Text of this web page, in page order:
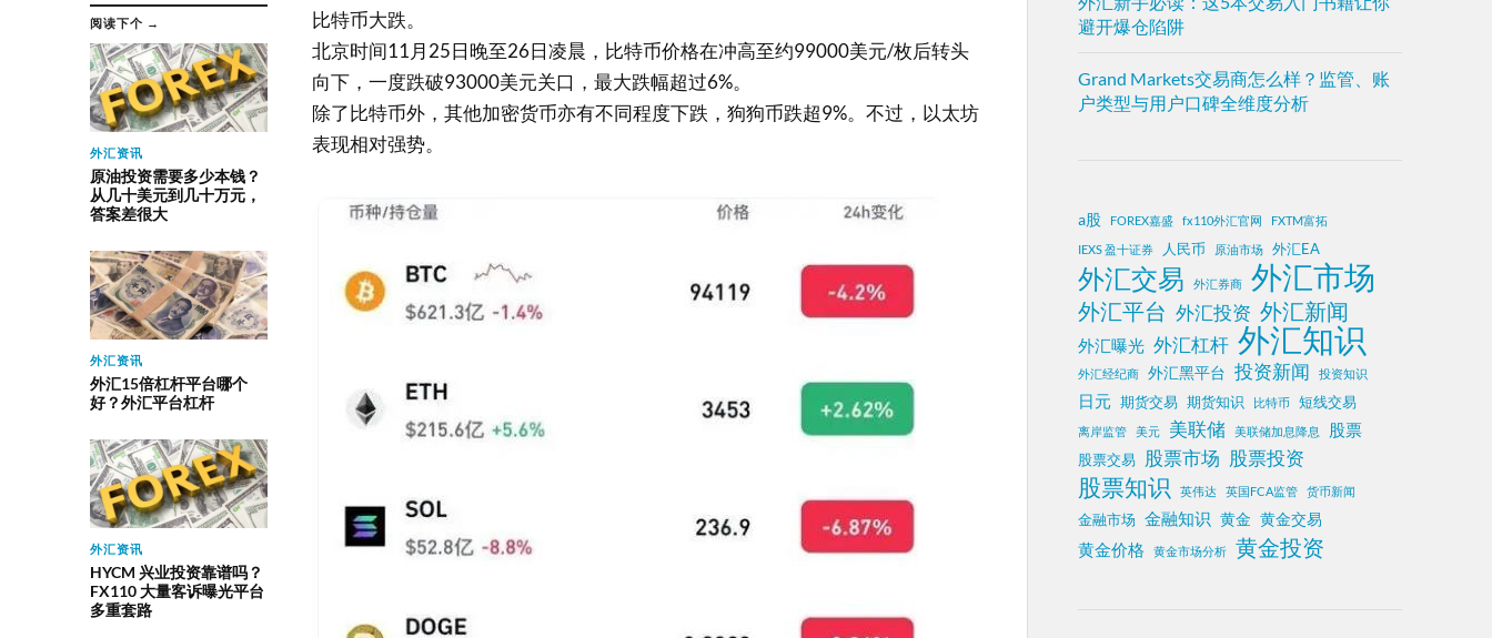
阅读下个 →
外汇资讯
原油投资需要多少本钱？
从几十美元到几十万元，
答案差很大
外汇资讯
外汇15倍杠杆平台哪个
好？外汇平台杠杆
外汇资讯
HYCM 兴业投资靠谱吗？
FX110 大量客诉曝光平台
多重套路
比特币大跌。
北京时间11月25日晚至26日凌晨，比特币价格在冲高至约99000美元/枚后转头
向下，一度跌破93000美元关口，最大跌幅超过6%。
除了比特币外，其他加密货币亦有不同程度下跌，狗狗币跌超9%。不过，以太坊
表现相对强势。
避开爆仓陷阱
Grand Markets交易商怎么样？监管、账
户类型与用户口碑全维度分析
a股 FOREX嘉盛 fx110外汇官网
FXTM富拓
IEXS 盈十证券
人民币 原油市场 外汇EA
外汇交易 外汇券商 外汇市场
外汇平台 外汇投资 外汇新闻
外汇曝光 外汇杠杆 外汇知识
外汇经纪商 外汇黑平台 投资新闻 投资知识
日元 期货交易 期货知识 比特币 短线交易
离岸监管 美元 美联储 美联储加息降息 股票
股票交易 股票市场 股票投资
股票知识 英伟达 英国FCA监管 货币新闻
金融市场 金融知识 黄金 黄金交易
黄金价格 黄金市场分析 黄金投资